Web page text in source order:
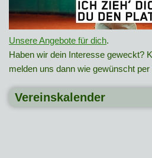
Unsere Angebote für dich.
Haben wir dein Interesse geweckt?
melden uns dann wie gewünscht per
Vereinskalender